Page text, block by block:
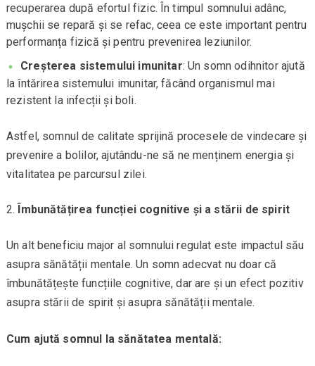
recuperarea după efortul fizic. În timpul somnului adânc,
mușchii se repară și se refac, ceea ce este important pentru
performanța fizică și pentru prevenirea leziunilor.
Creșterea sistemului imunitar: Un somn odihnitor ajută
la întărirea sistemului imunitar, făcând organismul mai
rezistent la infecții și boli.
Astfel, somnul de calitate sprijină procesele de vindecare și
prevenire a bolilor, ajutându-ne să ne menținem energia și
vitalitatea pe parcursul zilei.
Îmbunătățirea funcției cognitive și a stării de spirit
Un alt beneficiu major al somnului regulat este impactul său
asupra sănătății mentale. Un somn adecvat nu doar că
îmbunătățește funcțiile cognitive, dar are și un efect pozitiv
asupra stării de spirit și asupra sănătății mentale.
Cum ajută somnul la sănătatea mentală: